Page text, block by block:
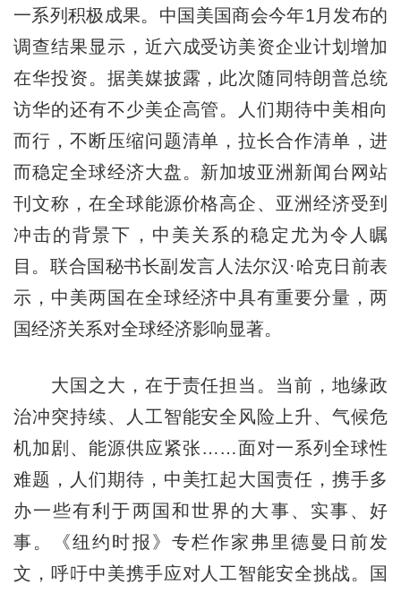
一系列积极成果。中国美国商会今年1月发布的
调查结果显示，近六成受访美资企业计划增加
在华投资。据美媒披露，此次随同特朗普总统
访华的还有不少美企高管。人们期待中美相向
而行，不断压缩问题清单，拉长合作清单，进
而稳定全球经济大盘。新加坡亚洲新闻台网站
刊文称，在全球能源价格高企、亚洲经济受到
冲击的背景下，中美关系的稳定尤为令人瞩
目。联合国秘书长副发言人法尔汉·哈克日前表
示，中美两国在全球经济中具有重要分量，两
国经济关系对全球经济影响显著。
大国之大，在于责任担当。当前，地缘政
治冲突持续、人工智能安全风险上升、气候危
机加剧、能源供应紧张……面对一系列全球性
难题，人们期待，中美扛起大国责任，携手多
办一些有利于两国和世界的大事、实事、好
事。《纽约时报》专栏作家弗里德曼日前发
文，呼吁中美携手应对人工智能安全挑战。国